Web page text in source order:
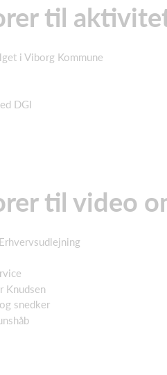
til
i Viborg Kommune
DGI
til video
Knudsen
snedker